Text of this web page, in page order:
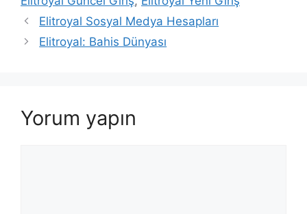
Elitroyal Sosyal Medya Hesapları
Elitroyal: Bahis Dünyası
Yorum yapın